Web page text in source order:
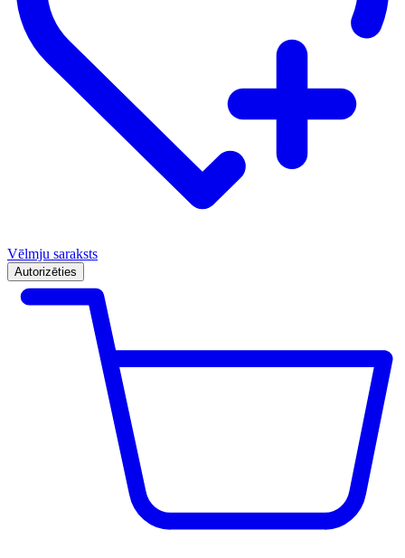
Vēlmju saraksts
Autorizēties